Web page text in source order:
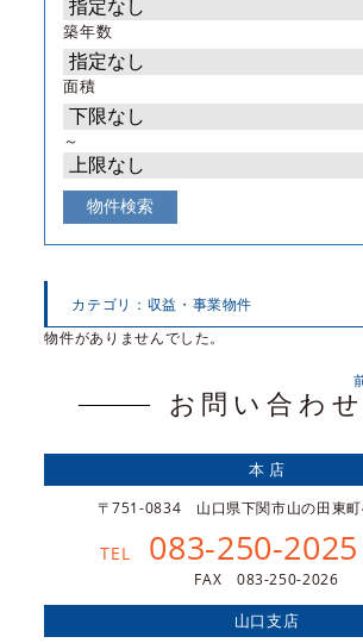
カテゴリ：収益・事業物件
物件がありませんでした。
お問い合わせ
本 店
〒751-0834 山口県下関市山の田東
TEL 083-250-2025
FAX 083-250-2026
山口支店
築年数
面積
～